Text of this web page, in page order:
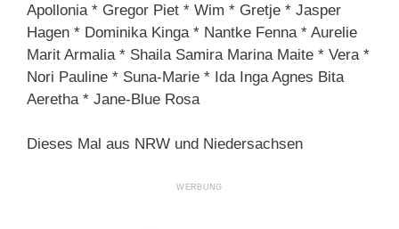
Apollonia * Gregor Piet * Wim * Gretje * Jasper
Hagen * Dominika Kinga * Nantke Fenna * Aurelie
Marit Armalia * Shaila Samira Marina Maite * Vera *
Nori Pauline * Suna-Marie * Ida Inga Agnes Bita
Aeretha * Jane-Blue Rosa
Dieses Mal aus NRW und Niedersachsen